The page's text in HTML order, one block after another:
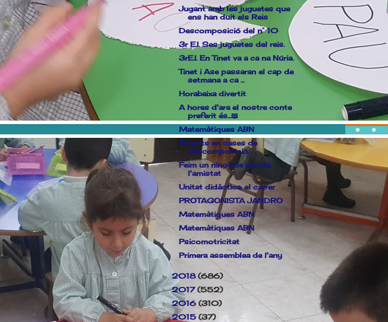
Jugant amb les juguetes que
ens han duit els Reis
Descomposició del n° 10
3r E.I. Ses juguetes del reis.
3rE.I. En Tinet va a ca na Núria.
Tinet i Ase passaran el cap de
setmana a ca ...
Horabaixa divertit
A hores d'ara el nostre conte
preferit és...📖
Matemàtiques ABN
Experts en cases de
descomposició
Feim un ninot de neu de
l'amistat
Unitat didàctica: el carrer
PROTAGONISTA JANDRO
Matemàtiques ABN
Matemàtiques ABN
Psicomotricitat
Primera assemblea de l'any
►2018 (686)
►2017 (552)
►2016 (310)
►2015 (37)